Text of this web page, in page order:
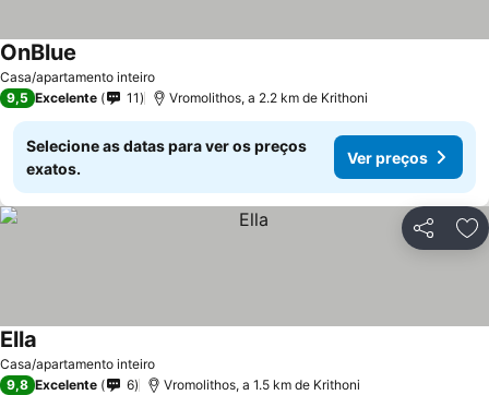
Casa/apartamento inteiro
OnBlue
9,5 Excelente 11 Vromolithos, a 2.2 km de Krithoni
Selecione as datas para ver os preços
exatos.
Ver preços
Partilhar
Casa/apartamento inteiro
Ella
9,8 Excelente 6 Vromolithos, a 1.5 km de Krithoni